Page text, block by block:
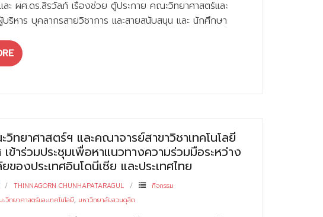
ละ ผศ.ดร.สิรวัลภ์ เรืองช่วย ตู้ประกาย คณะวิทยาศาสตร์และ
บริหาร บุคลากรสายวิชาการ และสายสนับสนุน และ นักศึกษา
ยาศาสตร์ฯ และคณาจารย์สาขาวิชาเทคโนโลยี
เข้าร่วมประชุมเพื่อหาแนวทางความร่วมมือระหว่าง
ของประเทศอินโดนีเซีย และประเทศไทย
THINNAGORN CHUNHAPATARAGUL
กิจกรรม
วิทยาศาสตร์และเทคโนโลยี, มหาวิทยาลัยสวนดุสิต